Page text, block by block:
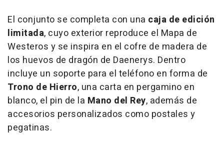
El conjunto se completa con una caja de edición
limitada, cuyo exterior reproduce el Mapa de
Westeros y se inspira en el cofre de madera de
los huevos de dragón de Daenerys. Dentro
incluye un soporte para el teléfono en forma de
Trono de Hierro, una carta en pergamino en
blanco, el pin de la Mano del Rey, además de
accesorios personalizados como postales y
pegatinas.